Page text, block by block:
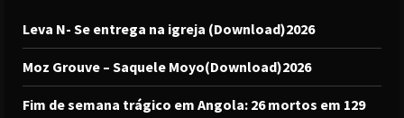
Leva N- Se entrega na igreja (Download)2026
Moz Grouve – Saquele Moyo(Download)2026
Fim de semana trágico em Angola: 26 mortos em 129